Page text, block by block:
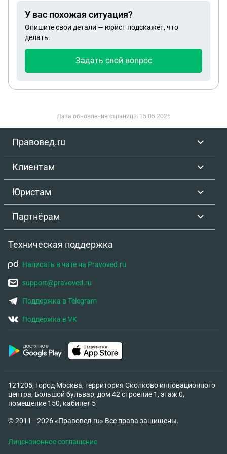
С уважением.
У вас похожая ситуация?
Опишите свои детали — юрист подскажет, что
делать.
Задать свой вопрос
Дата обновления страницы 15.05.2026
Правовед.ru
Клиентам
Юристам
Партнёрам
Техническая поддержка
Написать в чате на Pravoved.ru
support@pravoved.ru
Поддержка в Telegram
Поддержка в VK
121205, город Москва, территория Сколково инновационного
центра, Большой бульвар, дом 42 строение 1, этаж 0,
помещение 150, кабинет 5
© 2011—2026 «Правовед.ru» Все права защищены.
Лицензионное соглашение